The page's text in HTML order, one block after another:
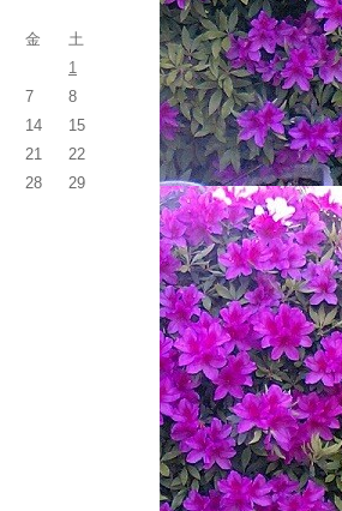
金
土
1
7
8
14
15
21
22
28
29